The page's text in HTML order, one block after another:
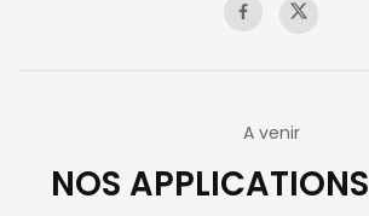
A venir
NOS APPLICATIONS